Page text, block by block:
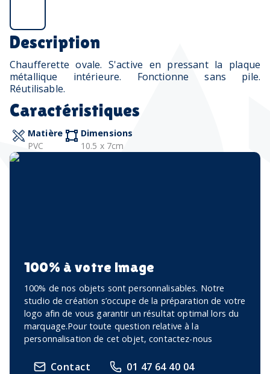
Description
Chaufferette ovale. S'active en pressant la plaque
métallique intérieure. Fonctionne sans pile.
Réutilisable.
Caractéristiques
Matière
PVC
Dimensions
10.5 x 7cm
100% à votre image
100% de nos objets sont personnalisables. Notre
studio de création s’occupe de la préparation de votre
logo afin de vous garantir un résultat optimal lors du
marquage.Pour toute question relative à la
personnalisation de cet objet, contactez-nous
Contact 01 47 64 40 04